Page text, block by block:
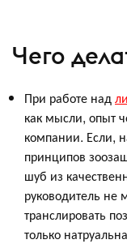
Чего
При работе над
как мысли, опыт
компании. Если,
принципов
шуб из
руководитель
транслировать
только